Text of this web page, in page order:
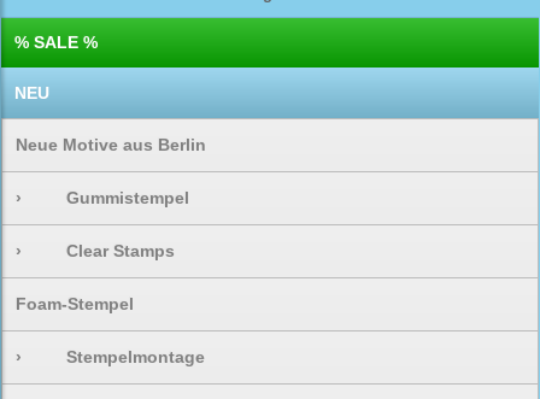
% SALE %
NEU
Neue Motive aus Berlin
› Gummistempel
› Clear Stamps
Foam-Stempel
› Stempelmontage